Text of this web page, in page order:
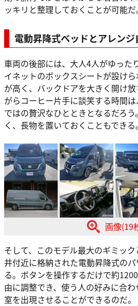
ッキリと整理しておくことが可能だ
電動昇降式ベッドとアレン
車両の後部には、大人4人がゆった
イネットのボックスシートが設け
が高く、バックドアを大きく開け
がらコーヒー片手に談笑する時間
ではの贅沢なひとときとなるだろ
く、長物を置いておくこともできる。
画像(19
そして、このモデル最大のギミッ
井付近に格納された電動昇降式の
る。ボタンを操作するだけで約
由に調整でき、使う人の好みに合
室を出現させることができるのだ。